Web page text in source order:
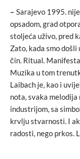
– Sarajevo 1995.
opsadom, grad
stoljeća uživo, pred
Zato, kada smo
čin. Ritual.
Muzika u tom
Laibach je, kao i
nota, svaka
industrijom, sa
krvlju stvarnosti. I
radosti, nego prkos.